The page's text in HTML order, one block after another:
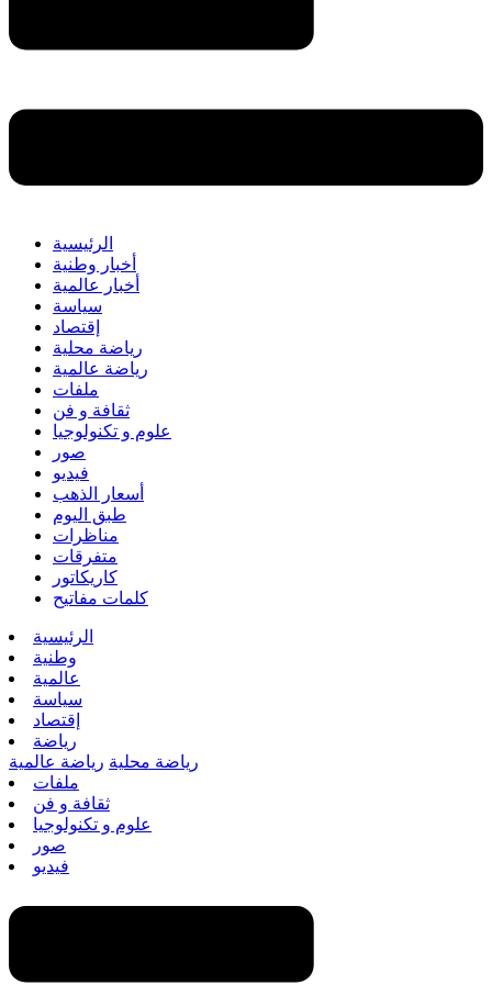
الرئيسية
أخبار وطنية
أخبار عالمية
سياسة
إقتصاد
رياضة محلية
رياضة عالمية
ملفات
ثقافة و فن
علوم و تكنولوجيا
صور
فيديو
أسعار الذهب
طبق اليوم
مناظرات
متفرقات
كاريكاتور
كلمات مفاتيح
الرئيسية
وطنية
عالمية
سياسة
إقتصاد
رياضة
رياضة محلية رياضة عالمية
ملفات
ثقافة و فن
علوم و تكنولوجيا
صور
فيديو